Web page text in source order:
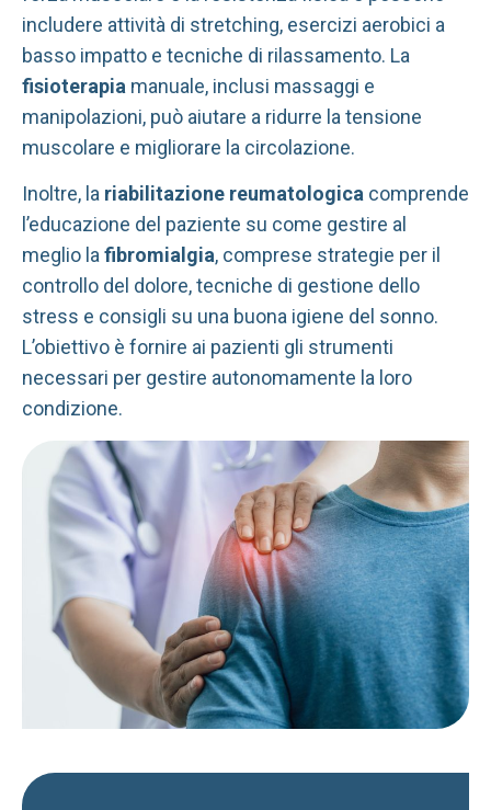
includere attività di stretching, esercizi aerobici a
basso impatto e tecniche di rilassamento. La
fisioterapia manuale, inclusi massaggi e
manipolazioni, può aiutare a ridurre la tensione
muscolare e migliorare la circolazione.
Inoltre, la riabilitazione reumatologica comprende
l’educazione del paziente su come gestire al
meglio la fibromialgia, comprese strategie per il
controllo del dolore, tecniche di gestione dello
stress e consigli su una buona igiene del sonno.
L’obiettivo è fornire ai pazienti gli strumenti
necessari per gestire autonomamente la loro
condizione.